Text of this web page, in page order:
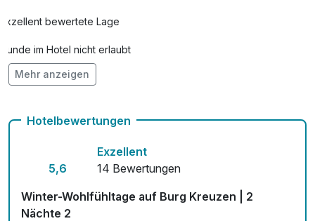
Exzellent bewertete Lage
Hunde im Hotel nicht erlaubt
Auch vegetarische Speisen
Mehr anzeigen
Hotelbewertungen
5,6
Exzellent
14 Bewertungen
Winter-Wohlfühltage auf Burg Kreuzen | 2
Nächte 2